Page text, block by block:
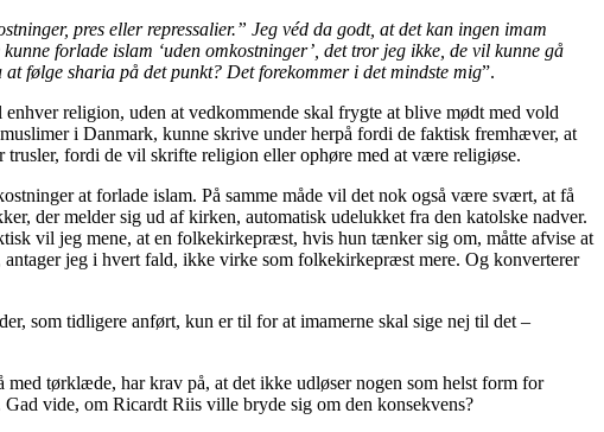
pres eller repressalier.” Jeg véd da godt, at det kan ingen imam
forlade islam ‘uden omkostninger’, det tror jeg ikke, de vil kunne gå
følge sharia på det punkt? Det forekommer i det mindste mig”.
religion, uden at vedkommende skal frygte at blive mødt med vold
i Danmark, kunne skrive under herpå fordi de faktisk fremhæver, at
fordi de vil skrifte religion eller ophøre med at være religiøse.
at forlade islam. På samme måde vil det nok også være svært, at få
der melder sig ud af kirken, automatisk udelukket fra den katolske nadver.
vil jeg mene, at en folkekirkepræst, hvis hun tænker sig om, måtte afvise at
jeg i hvert fald, ikke virke som folkekirkepræst mere. Og konverterer
som tidligere anført, kun er til for at imamerne skal sige nej til det –
tørklæde, har krav på, at det ikke udløser nogen som helst form for
vide, om Ricardt Riis ville bryde sig om den konsekvens?